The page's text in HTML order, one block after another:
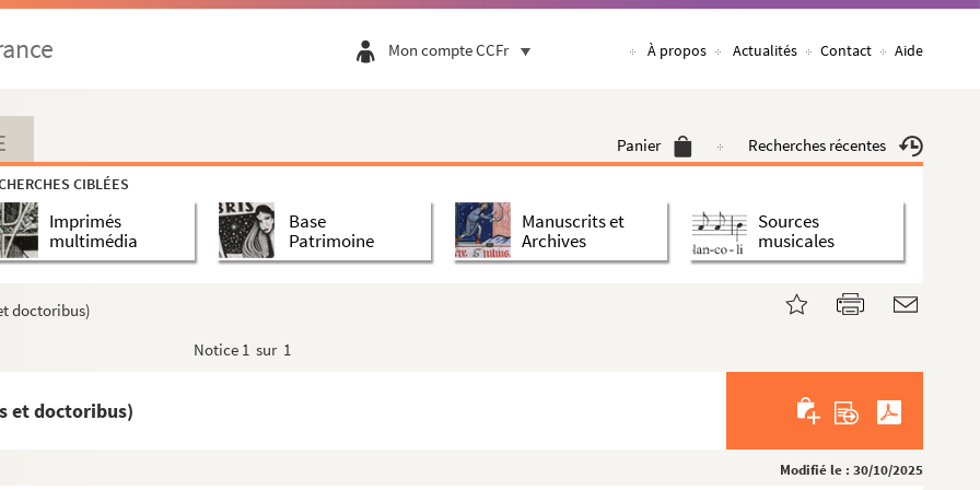
Mon compte CCFr À propos Actualités Contact Aide
Panier Recherches récentes
CIBLÉES
Imprimés
multimédia
Base
Patrimoine
Manuscrits et
Archives
Sources
musicales
doctoribus)
Notice 1 sur 1
et doctoribus)
Modifié le : 30/10/2025
(et Vigiliæ mortuorum)
Conclusiones super (IV) libros Senten...
dialogis colligata (Alexandrum inter et Phi...